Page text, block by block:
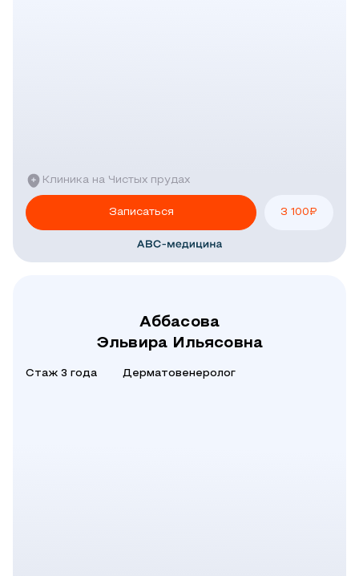
Клиника на Чистых прудах
Записаться 3 100₽
Аббасова
Эльвира Ильясовна
Стаж 3 года Дерматовенеролог